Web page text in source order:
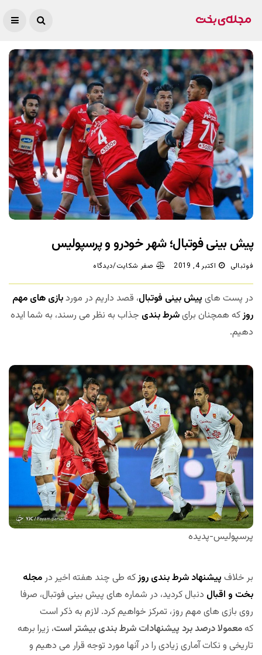
پیش بینی فوتبال؛ شهر خودرو و پرسپولیس
فوتبالی اکتبر 4, 2019 صفر شکایت/دیدگاه
در پست های پیش بینی فوتبال، قصد داریم در موردبازی های مهم
روزکه همچنان برایشرط بندی جذاب به نظر می رسند، به شما ایده
دهیم.
پرسپولیس-پدیده
بر خلاف پیشنهاد شرط بندی روزکه طی چند هفته اخیر درمجله
بخت و اقبال دنبال کردید، در شماره های پیش بینی فوتبال، صرفا
روی بازی های مهم روز، تمرکز خواهیم کرد. لازم به ذکر است
کهمعمولا درصد برد پیشنهادات شرط بندی بیشتر است، زیرا برهه
تاریخی و نکات آماری زیادی را در آنها مورد توجه قرار می دهیم و